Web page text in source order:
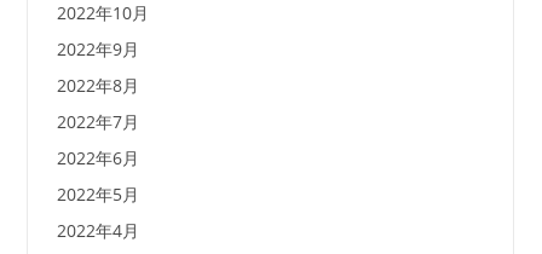
2022年10月
2022年9月
2022年8月
2022年7月
2022年6月
2022年5月
2022年4月